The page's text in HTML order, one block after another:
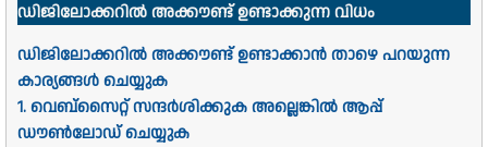
ഡിജിലോക്കറിൽ അക്കൗണ്ട് ഉണ്ടാക്കുന്ന വിധം
ഡിജിലോക്കറിൽ അക്കൗണ്ട് ഉണ്ടാക്കാൻ താഴെ പറയുന്ന
കാര്യങ്ങൾ ചെയ്യുക
1. വെബ്സൈറ്റ് സന്ദർശിക്കുക അല്ലെങ്കിൽ ആപ്പ്
ഡൗൺലോഡ് ചെയ്യുക